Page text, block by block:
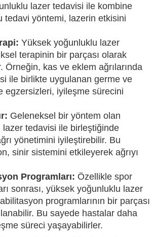
lazer tedavisi ile kombine
tedavi yöntemi, lazerin etkisini
Yüksek yoğunluklu lazer
terapinin bir parçası olarak
Örneğin, kas ve eklem ağrılarında
ile birlikte uygulanan germe ve
egzersizleri, iyileşme sürecini
Geleneksel bir yöntem olan
lazer tedavisi ile birleştiğinde
yönetimini iyileştirebilir. Bu
sinir sistemini etkileyerek ağrıyı
Programları: Özellikle spor
sonrası, yüksek yoğunluklu lazer
programlarının bir parçası
Bu sayede hastalar daha
süreci yaşayabilirler.